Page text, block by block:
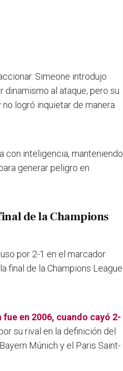
Simeone introdujo
al ataque, pero su
logró inquietar de manera
con inteligencia, manteniendo
generar peligro en
de la Champions
por 2-1 en el marcador
final de la Champions League
en 2006, cuando cayó 2-
su rival en la definición del
Múnich y el Paris Saint-